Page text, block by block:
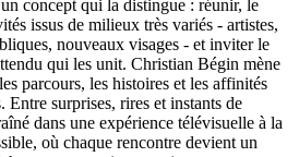
concept qui la distingue : réunir, le
issus de milieux très variés - artistes,
nouveaux visages - et inviter le
qui les unit. Christian Bégin mène
parcours, les histoires et les affinités
Entre surprises, rires et instants de
dans une expérience télévisuelle à la
où chaque rencontre devient un